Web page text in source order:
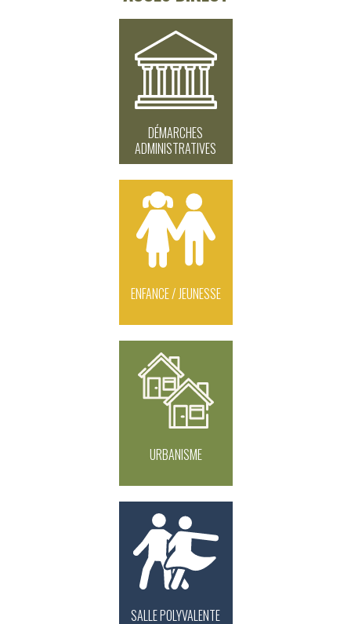
DÉMARCHES
ADMINISTRATIVES
ENFANCE / JEUNESSE
URBANISME
SALLE POLYVALENTE